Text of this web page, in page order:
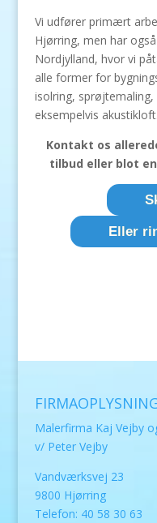
Vi udfører primært
Hjørring, men har
Nordjylland, hvor vi
alle former for
isolring,
eksempelvis akustikloft.
Kontakt os
tilbud eller blot
Eller
Malerfirma Kaj Vejby
v/ Peter Vejby
Vandværksvej 23
9800 Hjørring
Telefon: 40 58 30 63